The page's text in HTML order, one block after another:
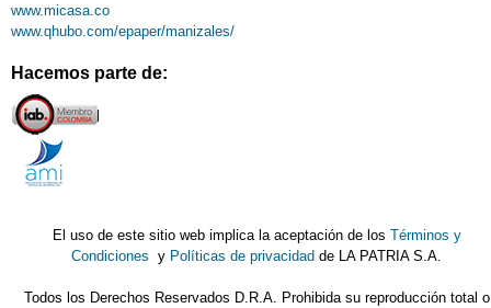
www.micasa.co
www.qhubo.com/epaper/manizales/
Hacemos parte de:
El uso de este sitio web implica la aceptación de los Términos y
Condiciones y Políticas de privacidad de LA PATRIA S.A.
Todos los Derechos Reservados D.R.A. Prohibida su reproducción total o